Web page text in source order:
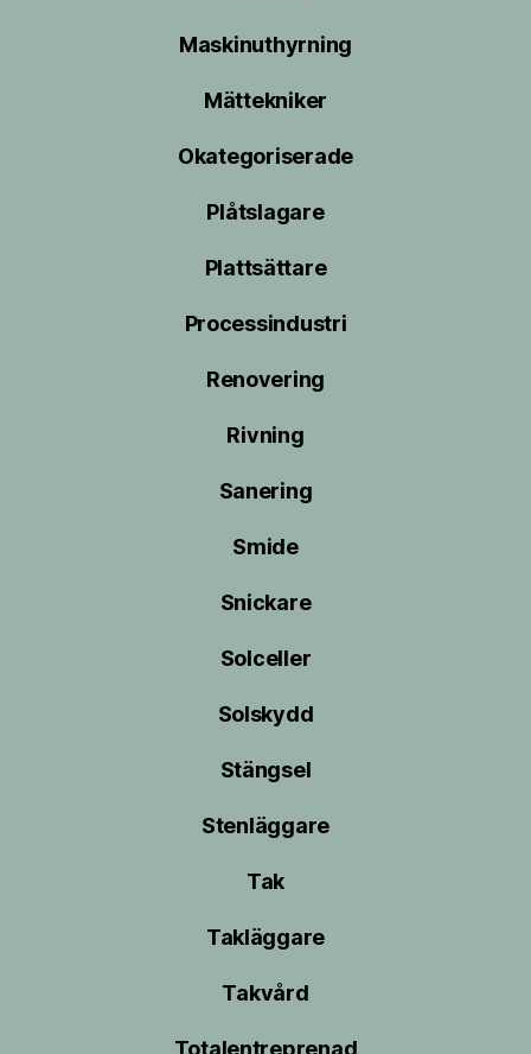
Maskinuthyrning
Mättekniker
Okategoriserade
Plåtslagare
Plattsättare
Processindustri
Renovering
Rivning
Sanering
Smide
Snickare
Solceller
Solskydd
Stängsel
Stenläggare
Tak
Takläggare
Takvård
Totalentreprenad